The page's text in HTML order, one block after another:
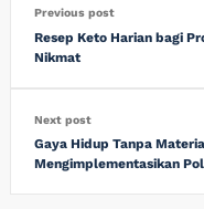
Previous post
Resep Keto Harian bagi
Nikmat
Next post
Gaya Hidup Tanpa
Mengimplementasikan